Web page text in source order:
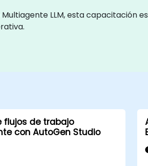
LLM, esta capacitación
flujos de trabajo
con AutoGen Studio